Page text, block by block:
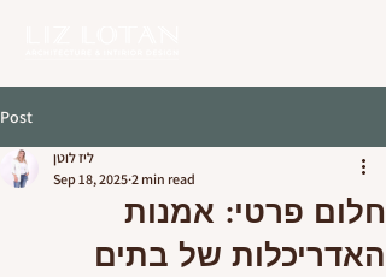
Post
חלום פרטי: אמנות
האדריכלות של בתים
ליז לוטן
Sep 18, 2025 2 min read